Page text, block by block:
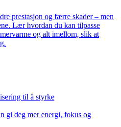
prestasjon og færre skader – men
Lær hvordan du kan tilpasse
og alt imellom, slik at
til å styrke
gi deg mer energi, fokus og